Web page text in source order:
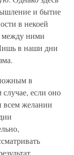
и бытие
в некоей
между ними
в наши дни
в
случае, если оно
всем желании